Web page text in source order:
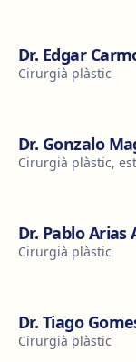
Dr. Edgar
Cirurgià plàstic
Dr. Gonzalo
Cirurgià plàstic,
Dr. Pablo Arias
Cirurgià plàstic
Dr. Tiago
Cirurgià plàstic